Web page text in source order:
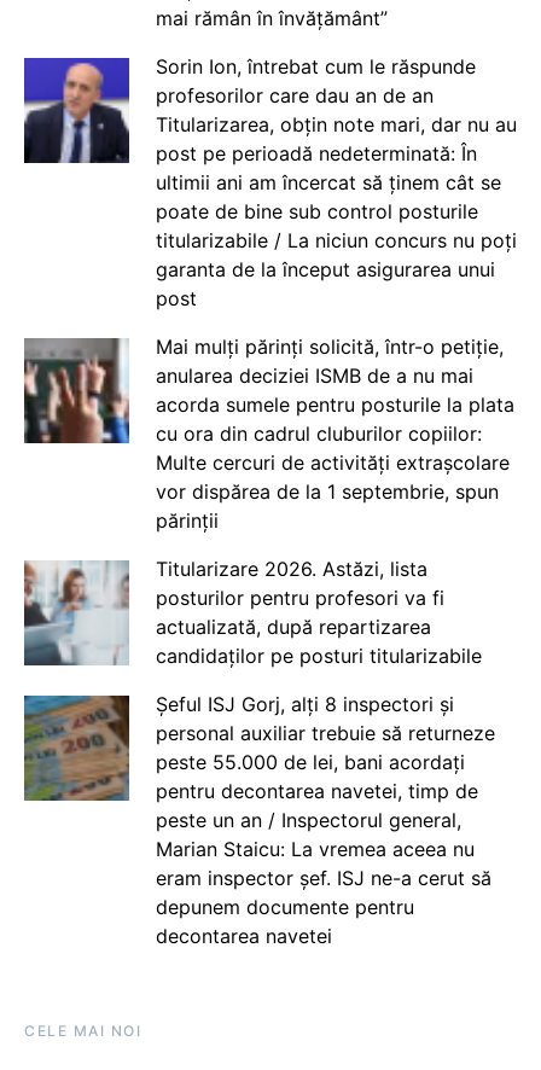
mai rămân în învățământ”
Sorin Ion, întrebat cum le răspunde
profesorilor care dau an de an
Titularizarea, obțin note mari, dar nu au
post pe perioadă nedeterminată: În
ultimii ani am încercat să ținem cât se
poate de bine sub control posturile
titularizabile / La niciun concurs nu poți
garanta de la început asigurarea unui
post
Mai mulți părinți solicită, într-o petiție,
anularea deciziei ISMB de a nu mai
acorda sumele pentru posturile la plata
cu ora din cadrul cluburilor copiilor:
Multe cercuri de activități extrașcolare
vor dispărea de la 1 septembrie, spun
părinții
Titularizare 2026. Astăzi, lista
posturilor pentru profesori va fi
actualizată, după repartizarea
candidaților pe posturi titularizabile
Șeful ISJ Gorj, alți 8 inspectori și
personal auxiliar trebuie să returneze
peste 55.000 de lei, bani acordați
pentru decontarea navetei, timp de
peste un an / Inspectorul general,
Marian Staicu: La vremea aceea nu
eram inspector șef. ISJ ne-a cerut să
depunem documente pentru
decontarea navetei
CELE MAI NOI